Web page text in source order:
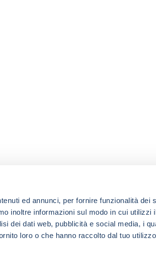
ed annunci, per fornire funzionalità dei
inoltre informazioni sul modo in cui utilizzi
dei dati web, pubblicità e social media, i
loro o che hanno raccolto dal tuo